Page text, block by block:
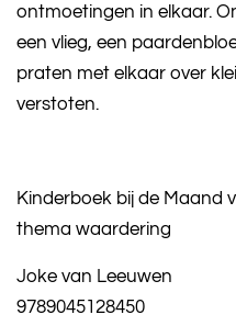
ontmoetingen in elkaar.
een vlieg, een
praten met elkaar over
verstoten.
Kinderboek bij de Maand
thema waardering
Joke van Leeuwen
9789045128450